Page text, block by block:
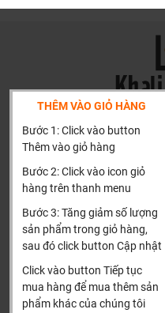
Dung tích: 210 Lít
Màu sắc: Trắng, kem,
THÊM VÀO GIỎ HÀNG
Bước 1: Click vào button
Thêm vào giỏ hàng
Bước 2: Click vào icon giỏ
hàng trên thanh menu
Bước 3: Tăng giảm số lượng
sản phẩm trong giỏ hàng,
sau đó click button Cập nhật
Click vào button Tiếp tục
mua hàng để mua thêm sản
phẩm khác của chúng tôi
HN: số 160 đường Văn
(Cách đại học công nghiệp
HCM và các tỉnh khác:
đặt hàng
0904501766
Thông tin